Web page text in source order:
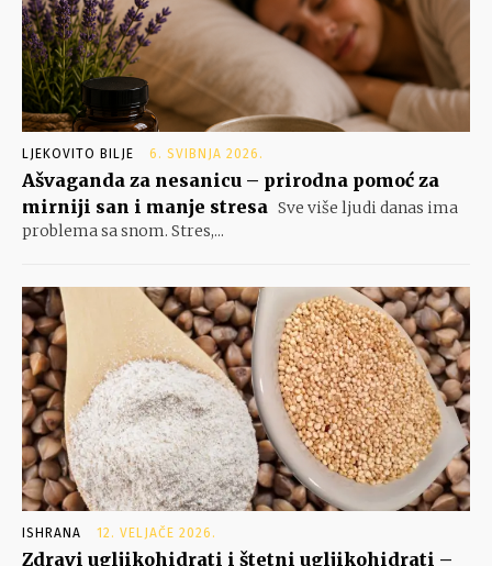
LJEKOVITO BILJE 6. SVIBNJA 2026.
Ašvaganda za nesanicu – prirodna pomoć za
mirniji san i manje stresa Sve više ljudi danas ima
problema sa snom. Stres,...
ISHRANA 12. VELJAČE 2026.
Zdravi ugljikohidrati i štetni ugljikohidrati –